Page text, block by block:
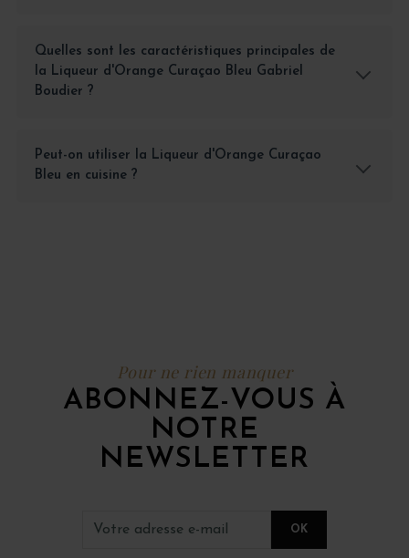
Quelles sont les caractéristiques principales de
la Liqueur d'Orange Curaçao Bleu Gabriel
Boudier ?
Peut-on utiliser la Liqueur d'Orange Curaçao
Bleu en cuisine ?
Pour ne rien manquer
ABONNEZ-VOUS À
NOTRE
NEWSLETTER